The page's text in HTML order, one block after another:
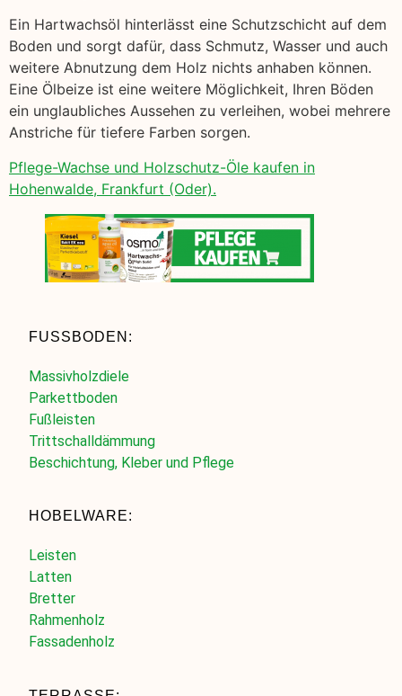
Ein Hartwachsöl hinterlässt eine Schutzschicht auf dem
Boden und sorgt dafür, dass Schmutz, Wasser und auch
weitere Abnutzung dem Holz nichts anhaben können.
Eine Ölbeize ist eine weitere Möglichkeit, Ihren Böden
ein unglaubliches Aussehen zu verleihen, wobei mehrere
Anstriche für tiefere Farben sorgen.
Pflege-Wachse und Holzschutz-Öle kaufen in
Hohenwalde, Frankfurt (Oder).
FUSSBODEN:
Massivholzdiele
Parkettboden
Fußleisten
Trittschalldämmung
Beschichtung, Kleber und Pflege
HOBELWARE:
Leisten
Latten
Bretter
Rahmenholz
Fassadenholz